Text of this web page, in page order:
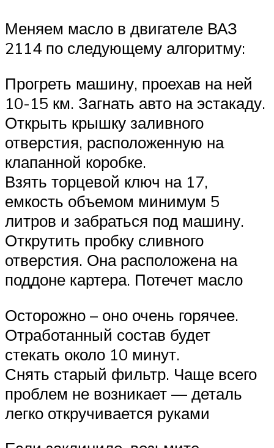
Меняем масло в двигателе ВАЗ
2114 по следующему алгоритму:
Прогреть машину, проехав на ней
10-15 км. Загнать авто на эстакаду.
Открыть крышку заливного
отверстия, расположенную на
клапанной коробке.
Взять торцевой ключ на 17,
емкость объемом минимум 5
литров и забраться под машину.
Открутить пробку сливного
отверстия. Она расположена на
поддоне картера. Потечет масло
Осторожно – оно очень горячее.
Отработанный состав будет
стекать около 10 минут.
Снять старый фильтр. Чаще всего
проблем не возникает — деталь
легко откручивается руками